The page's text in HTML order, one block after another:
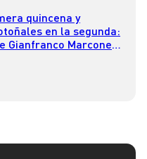
quincena y
en la segunda:
Gianfranco Marcone